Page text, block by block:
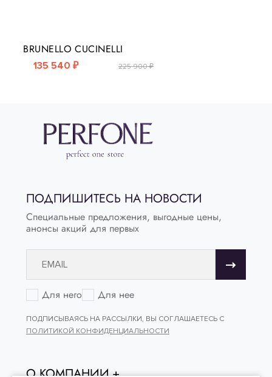
BRUNELLO CUCINELLI
135 540 ₽ 225 900 ₽
ПОДПИШИТЕСЬ НА НОВОСТИ
Специальные предложения, выгодные цены,
анонсы акций для первых
Для него Для нее
ПОДПИСЫВАЯСЬ НА РАССЫЛКИ, ВЫ СОГЛАШАЕТЕСЬ С
ПОЛИТИКОЙ КОНФИДЕНЦИАЛЬНОСТИ